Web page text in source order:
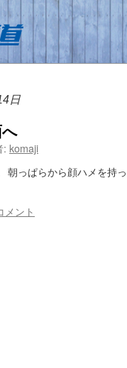
日
: komaji
朝っぱらから顔ハメを持
メント